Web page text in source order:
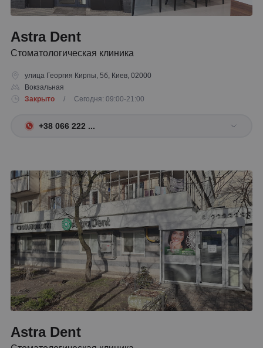
Astra Dent
Стоматологическая клиника
улица Георгия Кирпы, 5б, Киев, 02000
Вокзальная
Закрыто
/ Сегодня: 09:00-21:00
+38 066 222 ...
Astra Dent